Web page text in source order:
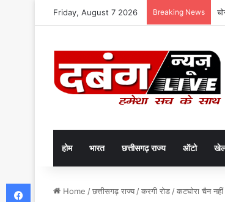
Friday, August 7 2026 Breaking News
होम भारत छत्तीसगढ़ राज्य ऑटो
Home /छत्तीसगढ़ राज्य /करगी रोड /कटघोरा चैन
Facebook